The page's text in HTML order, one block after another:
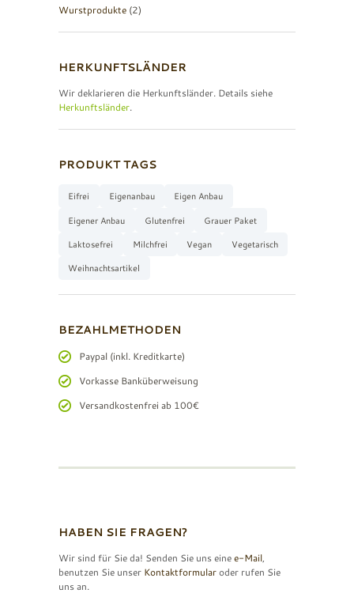
Wurstprodukte (2)
HERKUNFTSLÄNDER
Wir deklarieren die Herkunftsländer. Details siehe
Herkunftsländer.
PRODUKT TAGS
Eifrei Eigenanbau
Eigen Anbau
Eigener Anbau
Glutenfrei
Grauer Paket
Laktosefrei
Milchfrei Vegan
Vegetarisch
Weihnachtsartikel
BEZAHLMETHODEN
Paypal (inkl. Kreditkarte)
Vorkasse Banküberweisung
Versandkostenfrei ab 100€
HABEN SIE FRAGEN?
Wir sind für Sie da! Senden Sie uns einee-Mail,
benutzen Sie unser Kontaktformularoder rufen Sie
uns an.